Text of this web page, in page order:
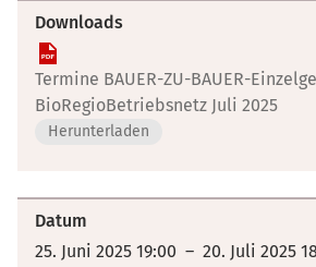
Downloads
Termine BAUER-ZU-BAUER-
BioRegioBetriebsnetz Juli 2025
Herunterladen
Datum
25. Juni 2025 19:00 – 20. Juli 2025